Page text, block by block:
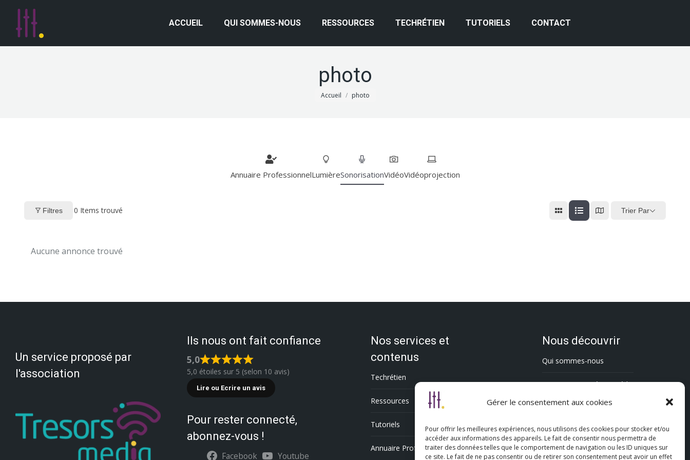
Gérer le consentement aux cookies
Pour offrir les meilleures expériences, nous utilisons des cookies pour stocker et/ou
accéder aux informations des appareils. Le fait de consentir nous permettra de
traiter des données telles que le comportement de navigation ou les ID uniques sur
ce site. Le fait de ne pas consentir ou de retirer son consentement peut avoir un effet
ACCUEIL QUI SOMMES-NOUS RESSOURCES TECHRÉTIEN TUTORIELS CONTACT
photo
Vous êtes ici :
Accueil photo
Annuaire ProfessionnelLumièreSonorisationVidéoVidéoprojection
Filtres 0 Items trouvé Trier Par
Aucune annonce trouvé
Un service proposé par
l'association
Ils nous ont fait confiance
5,0
5,0 étoiles sur 5 (selon 10 avis)
Lire ou Ecrire un avis
Pour rester connecté,
abonnez-vous !
Facebook Youtube
Nos services et
contenus
Techrétien
Ressources
Tutoriels
Annuaire Professionnel
Nous découvrir
Qui sommes-nous
L’association Trésorsmédia
Contact
Politique de cookies (UE)
Mentions légales